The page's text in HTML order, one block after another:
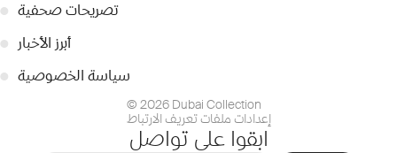
● تصريحات صحفية
●
أبرز الأخبار
● سياسة الخصوصية
© 2026 Dubai Collection
إعدادات ملفات تعريف الارتباط
ابقوا على تواصل